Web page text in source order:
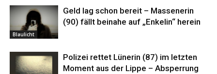
Blaulicht
Geld lag schon bereit – Massenerin
(90) fällt beinahe auf „Enkelin“ herein
Polizei rettet Lünerin (87) im letzten
Moment aus der Lippe – Absperrung